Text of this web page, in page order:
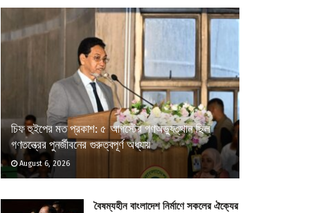
চিফ হুইপের মত প্রকাশ: ৫ আগস্টের গণঅভ্যুত্থান ছিল
গণতন্ত্রের পুনর্জীবনের গুরুত্বপূর্ণ অধ্যায়
August 6, 2026
বৈষম্যহীন বাংলাদেশ নির্মাণে সকলের ঐক্যের